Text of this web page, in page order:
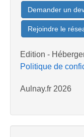
Demander un
Rejoindre le
Edition -
Politique de
Aulnay.fr 2026